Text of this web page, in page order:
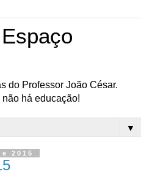
do Professor João César.
há educação!
▼
2015